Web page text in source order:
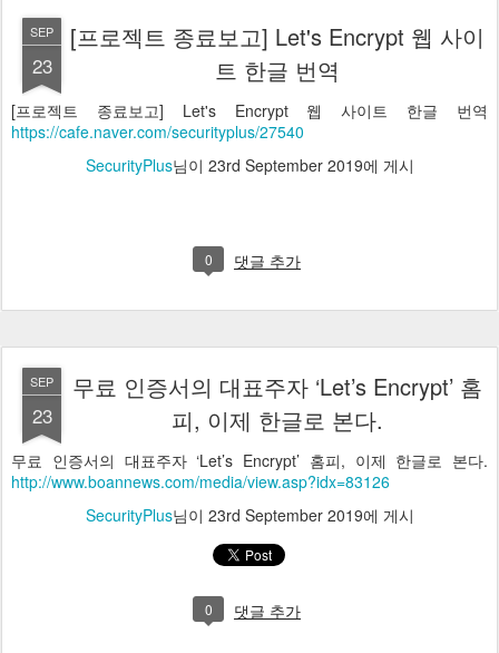
SEP
23
[프로젝트 종료보고] Let's Encrypt 웹 사이
트 한글 번역
[프로젝트 종료보고] Let's Encrypt 웹 사이트 한글 번역
https://cafe.naver.com/securityplus/27540
SecurityPlus님이 23rd September 2019에 게시
0 댓글 추가
SEP
23
무료 인증서의 대표주자 ‘Let’s Encrypt’ 홈
피, 이제 한글로 본다.
무료 인증서의 대표주자 ‘Let’s Encrypt’ 홈피, 이제 한글로 본다.
http://www.boannews.com/media/view.asp?idx=83126
SecurityPlus님이 23rd September 2019에 게시
0 댓글 추가